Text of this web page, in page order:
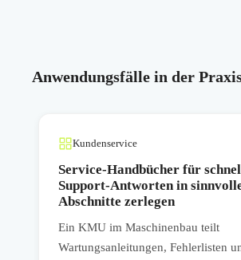
Anwendungsfälle in der
Kundenservice
Service-Handbücher für
Support-Antworten in
Abschnitte zerlegen
Ein KMU im Maschinenbau teilt
Wartungsanleitungen, Fehlerlisten